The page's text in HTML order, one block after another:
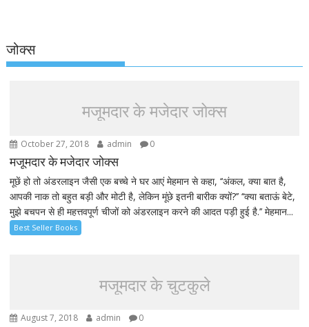
जोक्स
मजूमदार के मजेदार जोक्स
October 27, 2018 admin 0
मजूमदार के मजेदार जोक्स
मूछें हो तो अंडरलाइन जैसी एक बच्चे ने घर आएं मेहमान से कहा, ‘‘अंकल, क्या बात है,
आपकी नाक तो बहुत बड़ी और मोटी है, लेकिन मूंछे इतनी बारीक क्यों?’’ ‘‘क्या बताऊं बेटे,
मुझे बचपन से ही महत्तवपूर्ण चीजों को अंडरलाइन करने की आदत पड़ी हुई है.’’ मेहमान...
Best Seller Books
मजूमदार के चुटकुले
August 7, 2018 admin 0